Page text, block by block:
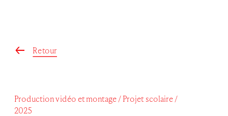
Production vidéo et montage / Projet scolaire /
2025
↑ Retour